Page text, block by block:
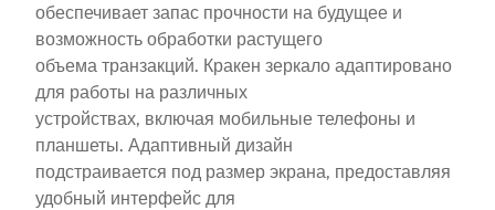
обеспечивает запас прочности на будущее и
возможность обработки растущего
объема транзакций. Кракен зеркало адаптировано
для работы на различных
устройствах, включая мобильные телефоны и
планшеты. Адаптивный дизайн
подстраивается под размер экрана, предоставляя
удобный интерфейс для